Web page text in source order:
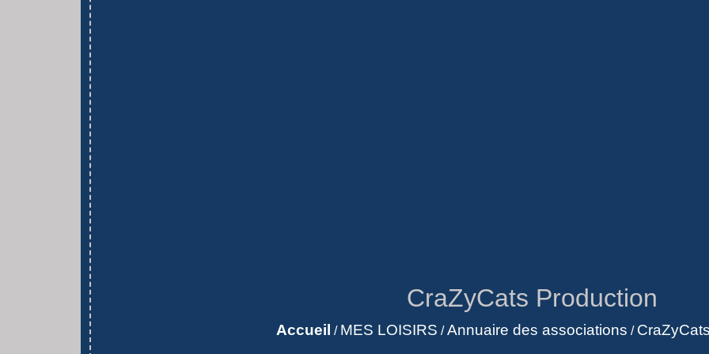
CraZyCats Production
Accueil / MES LOISIRS /Annuaire des associations /